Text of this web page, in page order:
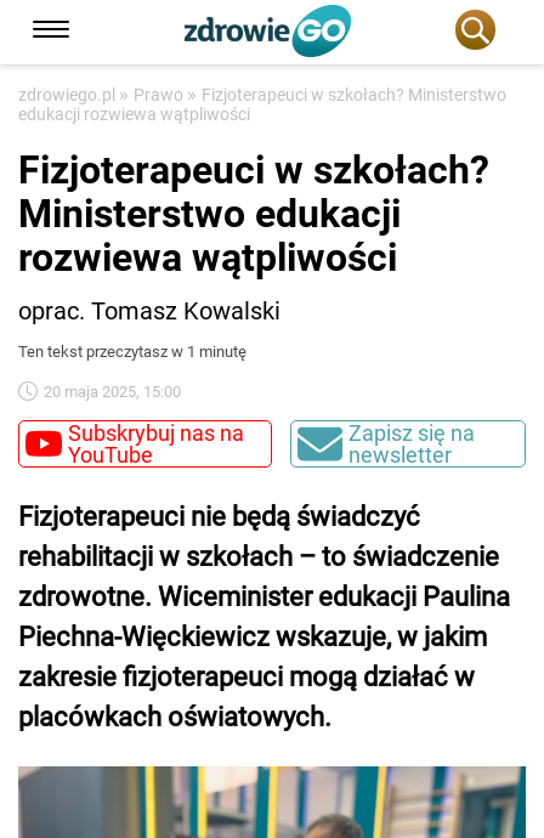
zdrowiego.pl » Prawo » Fizjoterapeuci w szkołach? Ministerstwo
edukacji rozwiewa wątpliwości
Fizjoterapeuci w szkołach?
Ministerstwo edukacji
rozwiewa wątpliwości
oprac. Tomasz Kowalski
Ten tekst przeczytasz w 1 minutę
20 maja 2025, 15:00
Subskrybuj nas na
YouTube
Zapisz się na
newsletter
Fizjoterapeuci nie będą świadczyć
rehabilitacji w szkołach – to świadczenie
zdrowotne. Wiceminister edukacji Paulina
Piechna-Więckiewicz wskazuje, w jakim
zakresie fizjoterapeuci mogą działać w
placówkach oświatowych.